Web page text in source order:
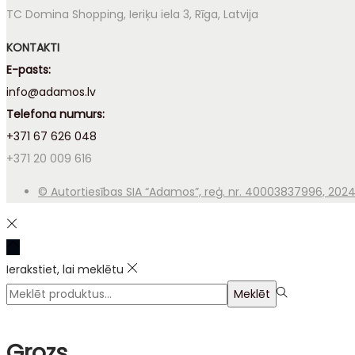
TC Domina Shopping, Ieriķu iela 3, Rīga, Latvija
KONTAKTI
E-pasts:
info@adamos.lv
Telefona numurs:
+371 67 626 048
+371 20 009 616
© Autortiesības SIA “Adamos”, reģ. nr. 40003837996,
Ierakstiet, lai meklētu
Meklēt